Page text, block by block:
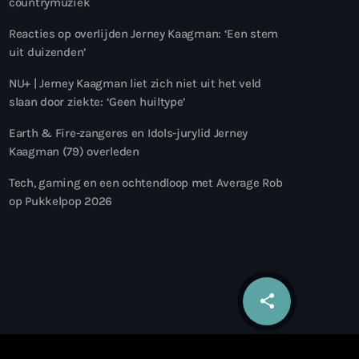
share
email
Reacties op overlijden Jerney Kaagman: ‘Een stem
uit duizenden’
NU+ | Jerney Kaagman liet zich niet uit het veld
slaan door ziekte: ‘Geen huiltype’
Earth & Fire-zangeres en Idols-jurylid Jerney
Kaagman (79) overleden
Tech, gaming en een ochtendloop met Average Rob
op Pukkelpop 2026